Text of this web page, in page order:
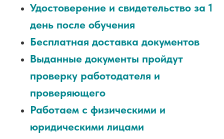
Удостоверение и свидетельство за 1
день после обучения
Бесплатная доставка документов
Выданные документы пройдут
проверку работодателя и
проверяющего
Работаем с физическими и
юридическими лицами